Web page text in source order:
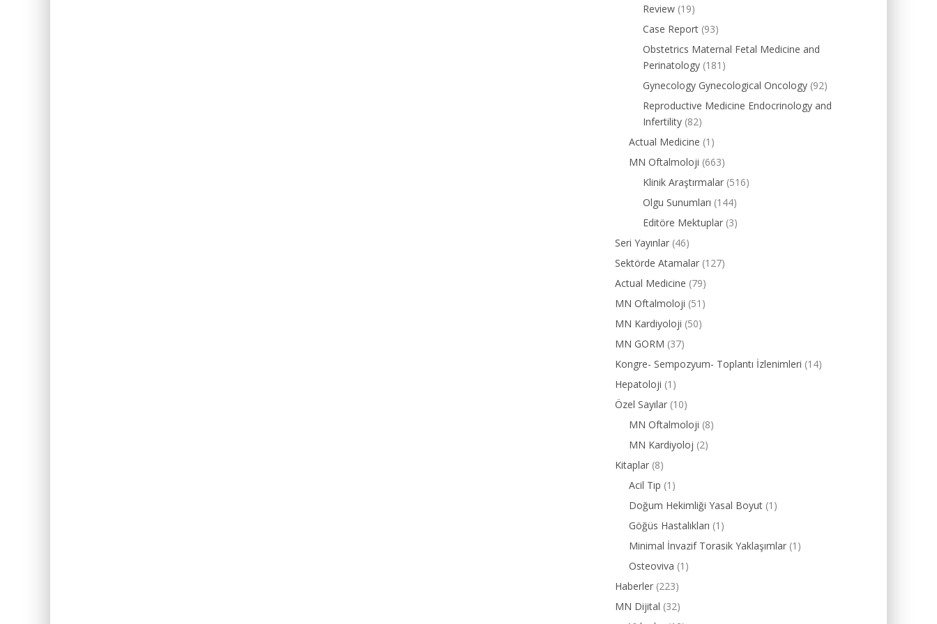
Review (19)
Case Report (93)
Obstetrics Maternal Fetal Medicine and
Perinatology (181)
Gynecology Gynecological Oncology (92)
Reproductive Medicine Endocrinology and
Infertility (82)
Actual Medicine (1)
MN Oftalmoloji (663)
Klinik Araştırmalar (516)
Olgu Sunumları (144)
Editöre Mektuplar (3)
Seri Yayınlar (46)
Sektörde Atamalar (127)
Actual Medicine (79)
MN Oftalmoloji (51)
MN Kardiyoloji (50)
MN GORM (37)
Kongre- Sempozyum- Toplantı İzlenimleri (14)
Hepatoloji (1)
Özel Sayılar (10)
MN Oftalmoloji (8)
MN Kardiyoloj (2)
Kitaplar (8)
Acil Tıp (1)
Doğum Hekimliği Yasal Boyut (1)
Göğüs Hastalıkları (1)
Minimal İnvazif Torasik Yaklaşımlar (1)
Osteoviva (1)
Haberler (223)
MN Dijital (32)